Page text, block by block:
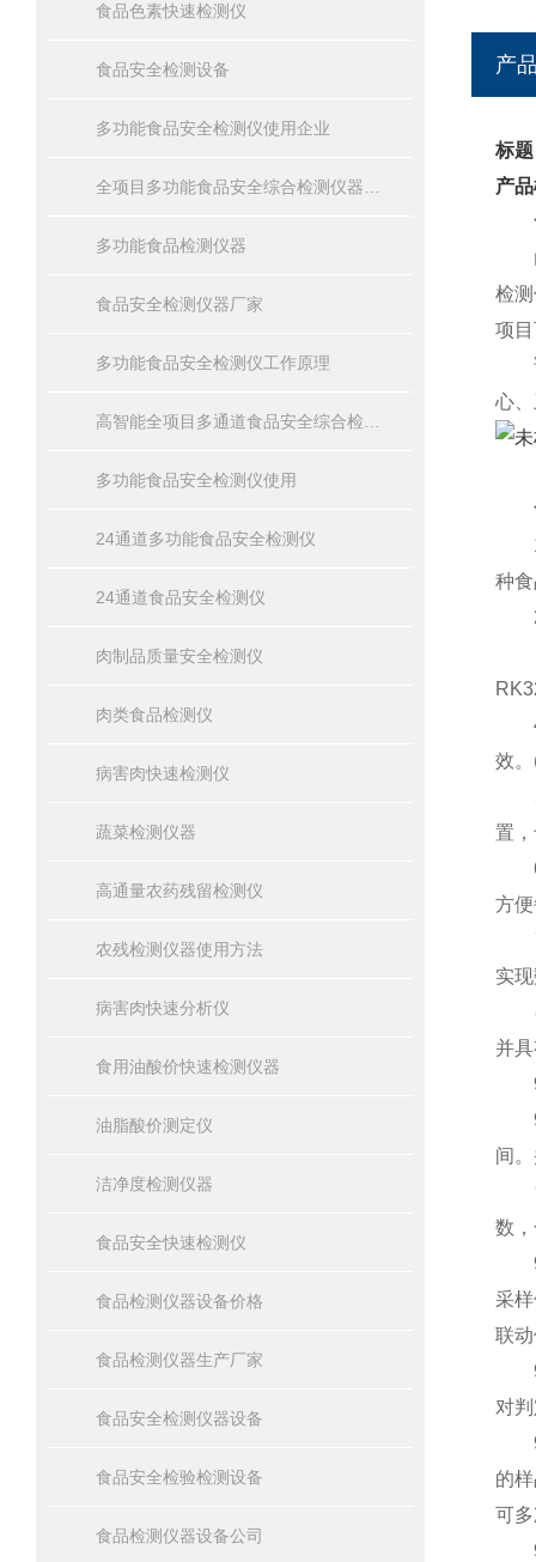
食品色素快速检测仪
食品安全检测设备
多功能食品安全检测仪使用企业
多功能食品检测仪器
食品安全检测仪器厂家
多功能食品安全检测仪工作原理
多功能食品安全检测仪使用
24通道多功能食品安全检测仪
24通道食品安全检测仪
肉制品质量安全检测仪
肉类食品检测仪
病害肉快速检测仪
蔬菜检测仪器
高通量农药残留检测仪
农残检测仪器使用方法
病害肉快速分析仪
食用油酸价快速检测仪器
油脂酸价测定仪
洁净度检测仪器
食品安全快速检测仪
食品检测仪器设备价格
食品检测仪器生产厂家
食品安全检测仪器设备
食品安全检验检测设备
食品检测仪器设备公司
产
标
产
山
检
项
该
心
1
种
2
4
效
置
6
方
7
实
8
并
9
间
数
采
联
对
的
可